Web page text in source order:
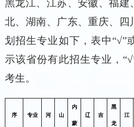
黑龙江、江苏、安徽、福建
北、湖南、广东、重庆、四
划招生专业如下，表中“√”
示该省份有此招生专业，
考生。
序 专业 河 山
内
蒙
辽 吉
黑
龙
江